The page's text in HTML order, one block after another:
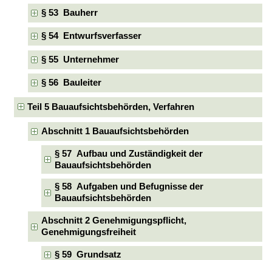
§ 53 Bauherr
§ 54 Entwurfsverfasser
§ 55 Unternehmer
§ 56 Bauleiter
Teil 5 Bauaufsichtsbehörden, Verfahren
Abschnitt 1 Bauaufsichtsbehörden
§ 57 Aufbau und Zuständigkeit der
Bauaufsichtsbehörden
§ 58 Aufgaben und Befugnisse der
Bauaufsichtsbehörden
Abschnitt 2 Genehmigungspflicht,
Genehmigungsfreiheit
§ 59 Grundsatz